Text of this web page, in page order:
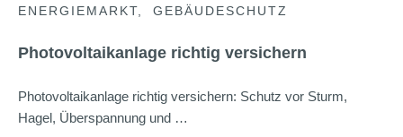
ENERGIEMARKT GEBÄUDESCHUTZ
Photovoltaikanlage richtig versichern
Photovoltaikanlage richtig versichern: Schutz vor Sturm,
Hagel, Überspannung und …